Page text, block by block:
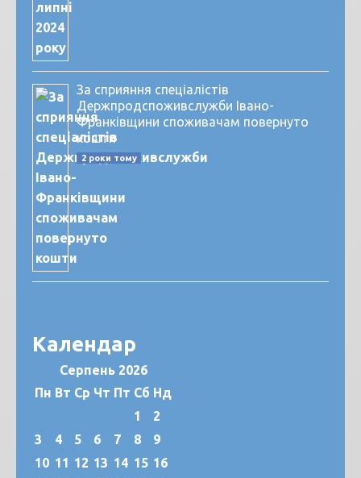
За сприяння спеціалістів
Держпродспоживслужби Івано-
Франківщини споживачам повернуто
кошти
2 роки тому
Календар
Серпень 2026
Пн Вт Ср Чт Пт Сб Нд
1
2
3
4 5 6 7 8
9
10 11 12 13 14 15 16